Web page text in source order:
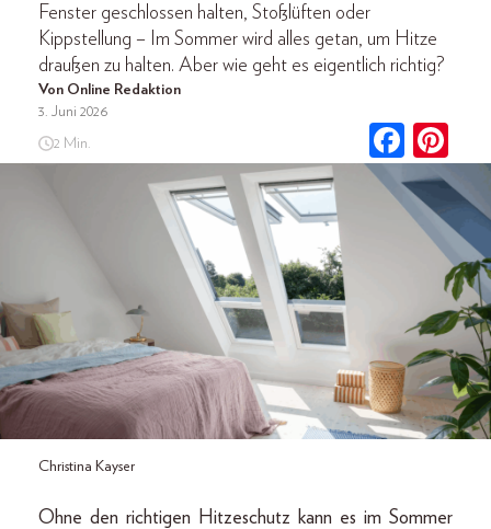
Fenster geschlossen halten, Stoßlüften oder
Kippstellung – Im Sommer wird alles getan, um Hitze
draußen zu halten. Aber wie geht es eigentlich richtig?
Von Online Redaktion
3. Juni 2026
2 Min.
Christina Kayser
Ohne den richtigen Hitzeschutz kann es im Sommer